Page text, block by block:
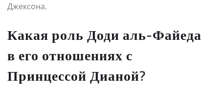
Джексона.
Какая роль Доди аль-Файеда
в его отношениях с
Принцессой Дианой?